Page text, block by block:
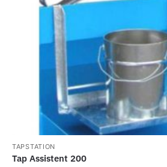
TAPSTATION
Tap Assistent 200